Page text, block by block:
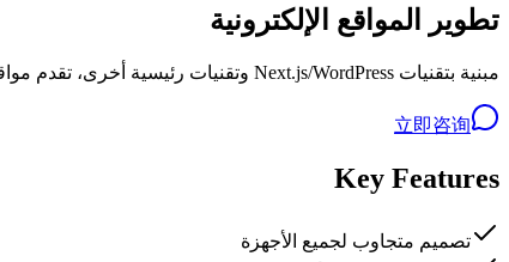
تطوير المواقع الإلكترونية
مبنية بتقنيات Next.js/WordPress وتقنيات رئيسية أخرى، تقدم مواقع علامات تجارية عالية الأداء ومتعددة اللغات وصديقة لمحركات البحث. خدمة دورة حياة كاملة من التصميم إلى التطوير والإطلاق والصيانة.
立即咨询
Key Features
تصميم متجاوب لجميع الأجهزة